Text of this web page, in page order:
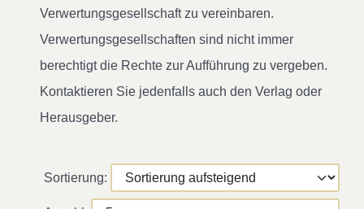
Verwertungsgesellschaft zu vereinbaren.
Verwertungsgesellschaften sind nicht immer
berechtigt die Rechte zur Aufführung zu vergeben.
Kontaktieren Sie jedenfalls auch den Verlag oder
Herausgeber.
Sortierung: